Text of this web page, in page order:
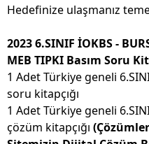
Hedefinize ulaşmanız
2023 6.SINIF İOKBS -
MEB TIPKI Basım Soru
1 Adet Türkiye geneli
soru kitapçığı
1 Adet Türkiye geneli
çözüm kitapçığı